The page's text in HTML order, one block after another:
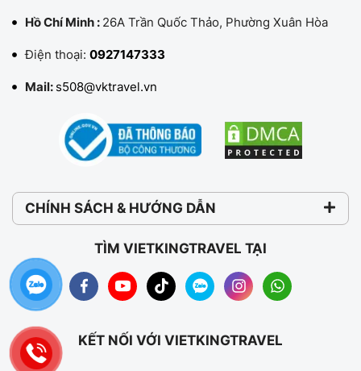
Hồ Chí Minh : 26A Trần Quốc Thảo, Phường Xuân Hòa
Điện thoại: 0927147333
Mail: s508@vktravel.vn
CHÍNH SÁCH & HƯỚNG DẪN
TÌM VIETKINGTRAVEL TẠI
KẾT NỐI VỚI VIETKINGTRAVEL